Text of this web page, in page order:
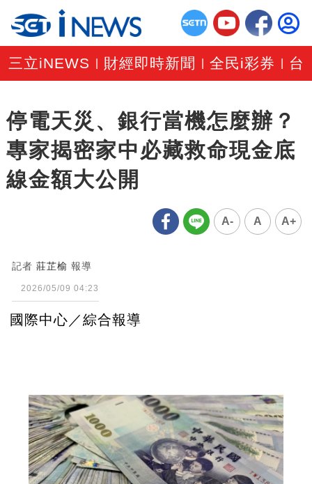
三立iNEWS 財經即時新聞 |全民i彩券 台
停電天災、銀行當機怎麼辦？
專家揭密家中必藏救命現金底
線金額大公開
A- A A+
記者 莊芷榆 報導
2026/05/09 04:23
國際中心／綜合報導